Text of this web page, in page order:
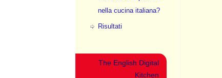
nella cucina italiana?
Risultati
The English Digital
Kitchen